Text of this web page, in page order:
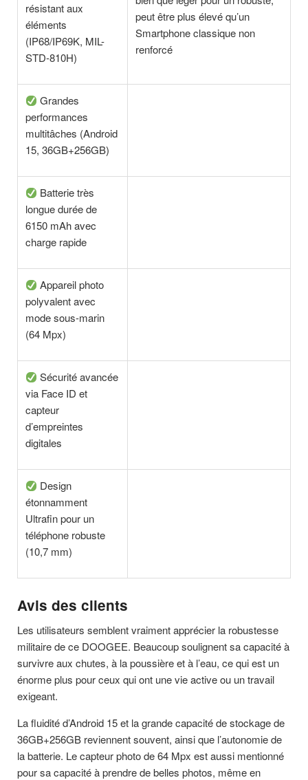
résistant aux
éléments
(IP68/IP69K, MIL-
STD-810H)
peut être plus élevé qu’un
Smartphone classique non
renforcé
Grandes
performances
multitâches (Android
15, 36GB+256GB)
Batterie très
longue durée de
6150 mAh avec
charge rapide
Appareil photo
polyvalent avec
mode sous-marin
(64 Mpx)
Sécurité avancée
via Face ID et
capteur
d’empreintes
digitales
Design
étonnamment
Ultrafin pour un
téléphone robuste
(10,7 mm)
Avis des clients
Les utilisateurs semblent vraiment apprécier la robustesse
militaire de ce DOOGEE. Beaucoup soulignent sa capacité à
survivre aux chutes, à la poussière et à l’eau, ce qui est un
énorme plus pour ceux qui ont une vie active ou un travail
exigeant.
La fluidité d’Android 15 et la grande capacité de stockage de
36GB+256GB reviennent souvent, ainsi que l’autonomie de
la batterie. Le capteur photo de 64 Mpx est aussi mentionné
pour sa capacité à prendre de belles photos, même en